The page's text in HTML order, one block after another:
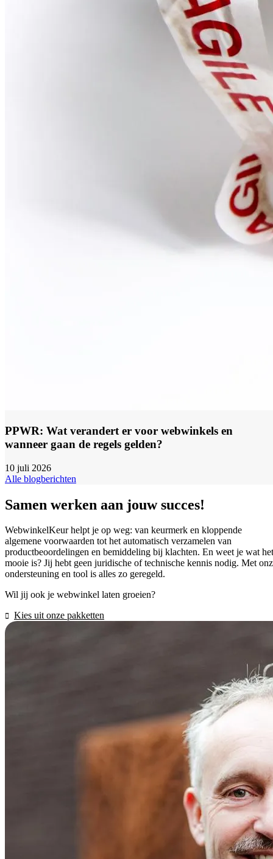
PPWR: Wat verandert er voor webwinkels en
wanneer gaan de regels gelden?
10 juli 2026
Alle blogberichten
Samen werken aan jouw succes!
WebwinkelKeur helpt je op weg: van keurmerk en kloppende
algemene voorwaarden tot het automatisch verzamelen van
productbeoordelingen en bemiddeling bij klachten. En weet je wat het
mooie is? Jij hebt geen juridische of technische kennis nodig. Met
ondersteuning en tool is alles zo geregeld.
Wil jij ook je webwinkel laten groeien?
Kies uit onze pakketten